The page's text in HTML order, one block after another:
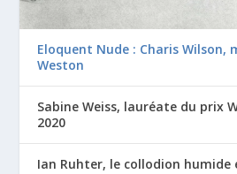
Eloquent Nude : Charis Wilson,
Weston
Sabine Weiss, lauréate du prix
2020
Ian Ruhter, le collodion humide